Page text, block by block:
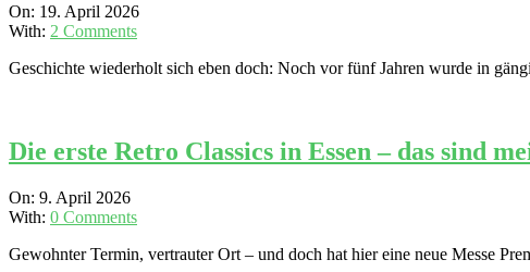
2026-
04-
On: 19. April 2026
With: 2 Comments
Geschichte wiederholt sich eben doch: Noch vor fünf Jahren wurde in
Die erste Retro Classics in Essen – das sind
2026-
04-
On: 9. April 2026
With: 0 Comments
Gewohnter Termin, vertrauter Ort – und doch hat hier eine neue Messe